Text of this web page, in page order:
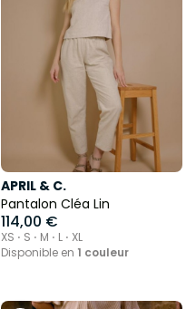
APRIL & C.
Pantalon Cléa Lin
114,00 €
XS ⋅ S ⋅ M ⋅ L ⋅ XL
Disponible en 1 couleur